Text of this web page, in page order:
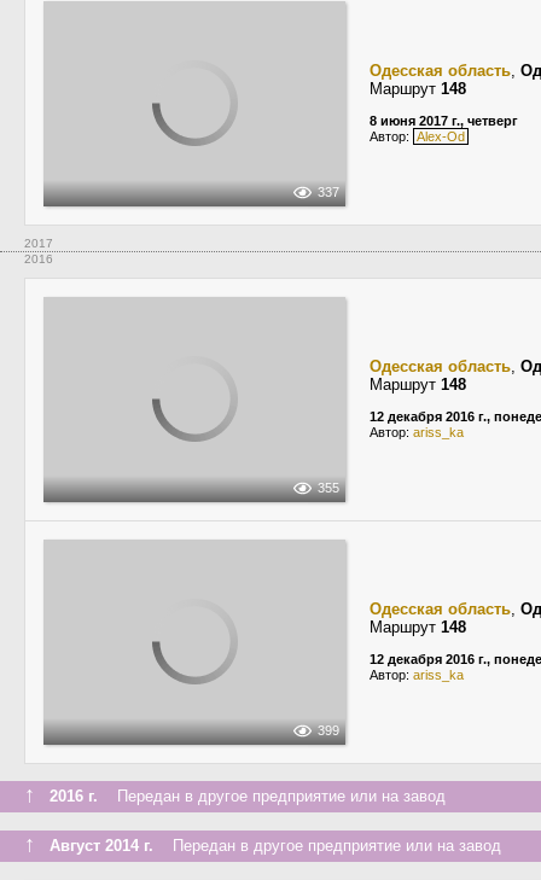
337
Одесская область,
Маршрут 148
8 июня 2017 г., четверг
Автор: Alex-Od
2017
2016
355
Одесская область,
Маршрут 148
12 декабря 2016 г.,
Автор: ariss_ka
399
Одесская область,
Маршрут 148
12 декабря 2016 г.,
Автор: ariss_ka
↑ 2016 г. Передан в другое предприятие или на завод
↑ Август 2014 г. Передан в другое предприятие или на завод